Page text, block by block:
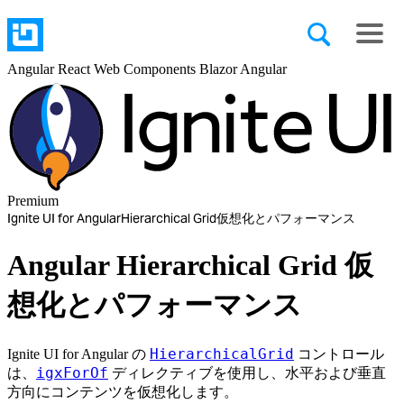
AngularReact Web Components BlazorAngular
Premium
Ignite UI for AngularHierarchical Grid仮想化とパフォーマンス
Angular Hierarchical Grid 仮
想化とパフォーマンス
Ignite UI for Angular の HierarchicalGrid コントロール
は、
igxForOf ディレクティブを使用し、水平および垂直
方向にコンテンツを仮想化します。